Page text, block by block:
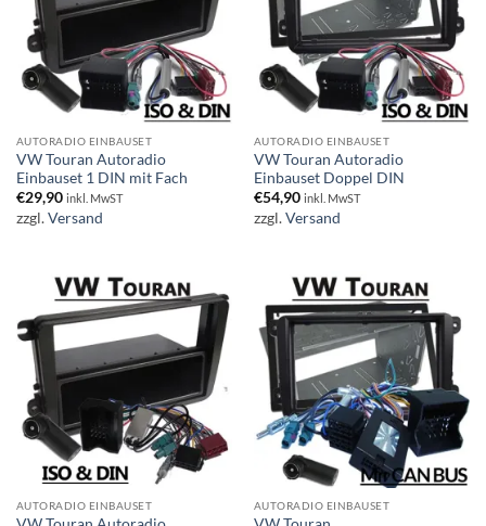
AUTORADIO EINBAUSET
VW Touran Autoradio
Einbauset 1 DIN mit Fach
€29,90 inkl. MwST
zzgl.Versand
AUTORADIO EINBAUSET
VW Touran Autoradio
Einbauset Doppel DIN
€54,90 inkl. MwST
zzgl.Versand
AUTORADIO EINBAUSET AUTORADIO EINBAUSET